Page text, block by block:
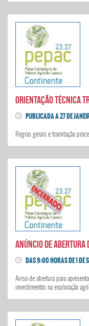
PUBLICADA A 27 DE
Regras gerais e tramitação
DAS 9:00 HORAS DE 1 DE
Aviso de abertura para
investimentos na exploração